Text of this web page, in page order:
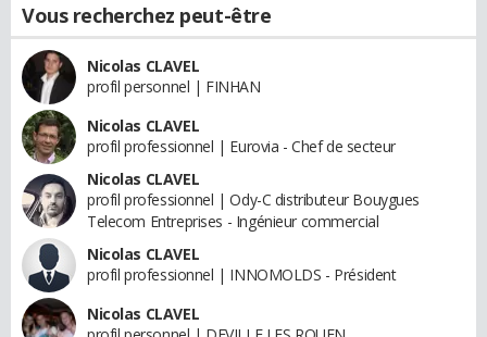
Vous recherchez peut-être
Nicolas CLAVEL
profil personnel | FINHAN
Nicolas CLAVEL
profil professionnel | Eurovia - Chef de secteur
Nicolas CLAVEL
profil professionnel | Ody-C distributeur Bouygues
Telecom Entreprises - Ingénieur commercial
Nicolas CLAVEL
profil professionnel | INNOMOLDS - Président
Nicolas CLAVEL